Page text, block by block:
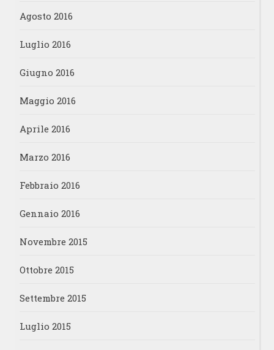
Agosto 2016
Luglio 2016
Giugno 2016
Maggio 2016
Aprile 2016
Marzo 2016
Febbraio 2016
Gennaio 2016
Novembre 2015
Ottobre 2015
Settembre 2015
Luglio 2015